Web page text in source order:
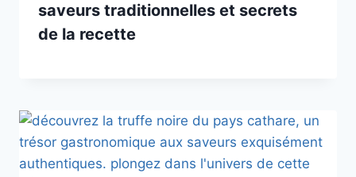
saveurs traditionnelles et secrets
de la recette